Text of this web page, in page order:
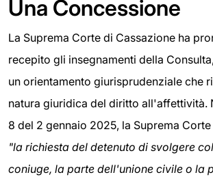
Una Concessione
La Suprema Corte di Cassazione ha
recepito gli insegnamenti della
un orientamento giurisprudenziale che
natura giuridica del diritto all'affettività.
8 del 2 gennaio 2025, la Suprema
"la richiesta del detenuto di svolgere
coniuge, la parte dell'unione civile o la